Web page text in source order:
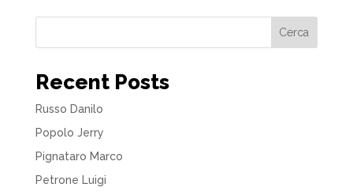
Cerca
Recent Posts
Russo Danilo
Popolo Jerry
Pignataro Marco
Petrone Luigi